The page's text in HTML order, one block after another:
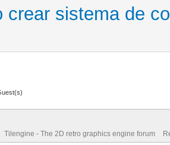
crear sistema de
Tilengine - The 2D retro graphics engine forum